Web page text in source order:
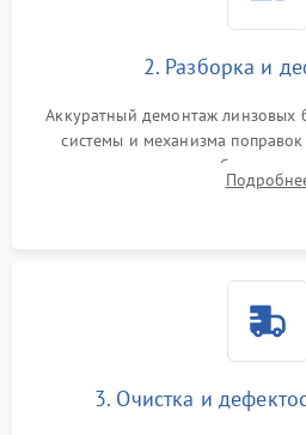
2. Разборка и
Аккуратный демонтаж линзовых
системы и механизма
внутренних резьбовых
уплотнительных колец. Поиск
3. Очистка и